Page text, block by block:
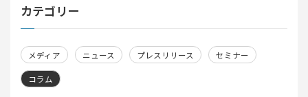
カテゴリー
メディア ニュース プレスリリース セミナー
コラム